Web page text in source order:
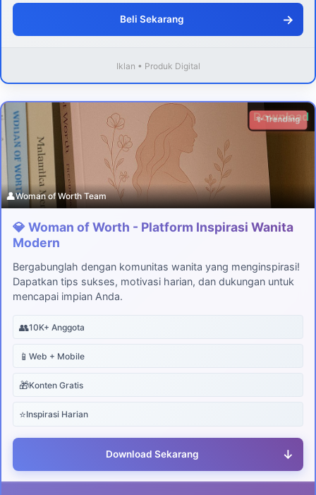
Beli Sekarang →
Iklan • Produk Digital
Download
✨ Trending
👤Woman of Worth Team
💎 Woman of Worth - Platform Inspirasi Wanita
Modern
Bergabunglah dengan komunitas wanita yang menginspirasi!
Dapatkan tips sukses, motivasi harian, dan dukungan untuk
mencapai impian Anda.
👥10K+ Anggota
📱 Web + Mobile
🎁Konten Gratis
⭐Inspirasi Harian
Download Sekarang ↓